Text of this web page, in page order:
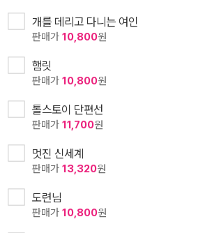
개를 데리고 다니는 여인
판매가 10,800원
햄릿
판매가 10,800원
톨스토이 단편선
판매가 11,700원
멋진 신세계
판매가 13,320원
도련님
판매가 10,800원